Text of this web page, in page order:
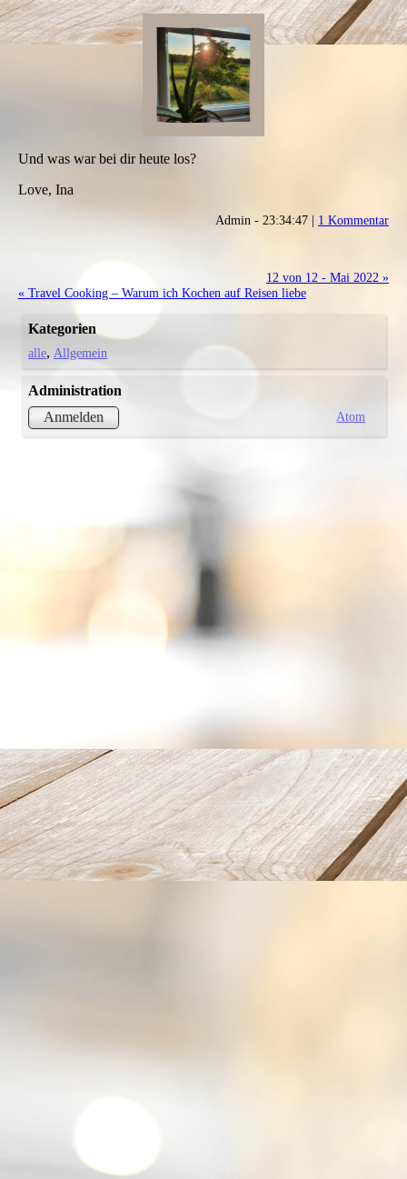
Und was war bei dir heute los?
Love, Ina
Admin - 23:34:47 | 1 Kommentar
12 von 12 - Mai 2022 »
« Travel Cooking – Warum ich Kochen auf Reisen liebe
Kategorien
alle Allgemein
Administration
Anmelden
Atom